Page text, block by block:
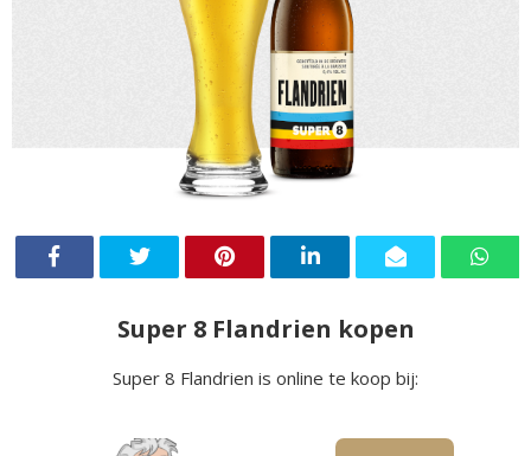
Super 8 Flandrien kopen
Super 8 Flandrien is online te koop bij: